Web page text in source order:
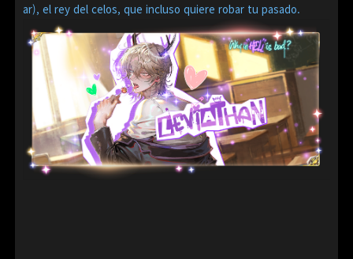
ar), el rey del celos, que incluso quiere robar tu pasado.